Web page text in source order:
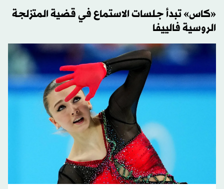
«كاس» تبدأ جلسات الاستماع في قضية المتزلجة
الروسية فالييفا